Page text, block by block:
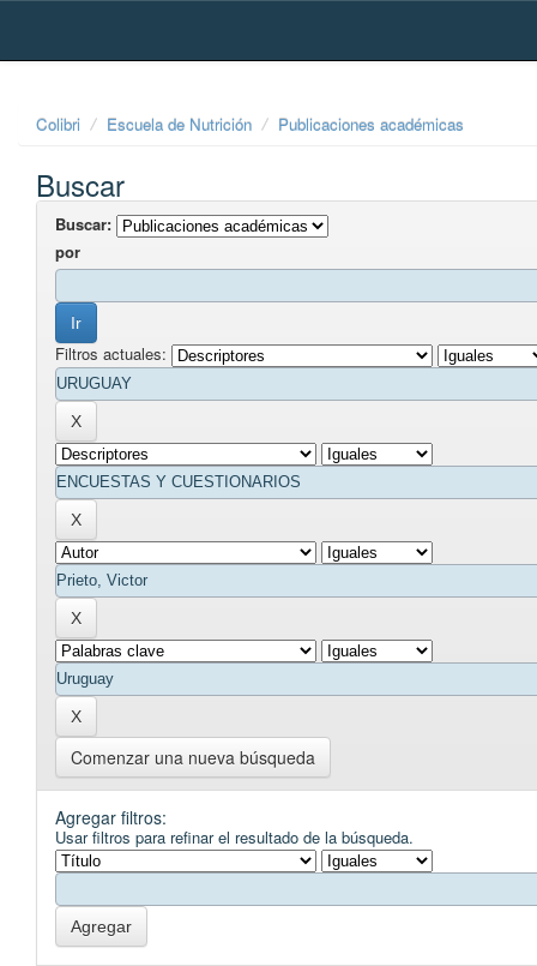
Skip
Colibri Escuela de Nutrición Publicaciones académicas
Buscar
Buscar:
por
Filtros actuales:
Comenzar una nueva búsqueda
Agregar filtros:
Usar filtros para refinar el resultado de la búsqueda.